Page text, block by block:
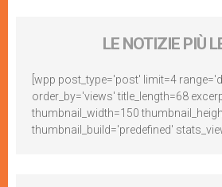
LE NOTIZIE PIÙ
[wpp post_type='post' limit=4
order_by='views' title_length=68
thumbnail_width=150
thumbnail_build='predefined'